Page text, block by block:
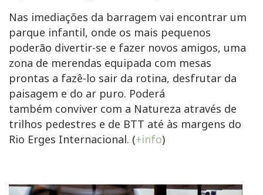
Nas imediações da barragem vai encontrar um
parque infantil, onde os mais pequenos
poderão divertir-se e fazer novos amigos, uma
zona de merendas equipada com mesas
prontas a fazê-lo sair da rotina, desfrutar da
paisagem e do ar puro. Poderá
também conviver com a Natureza através de
trilhos pedestres e de BTT até às margens do
Rio Erges Internacional. (+info)